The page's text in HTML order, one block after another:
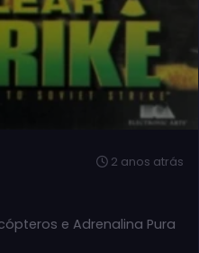
2 anos atrás
e Adrenalina Pura